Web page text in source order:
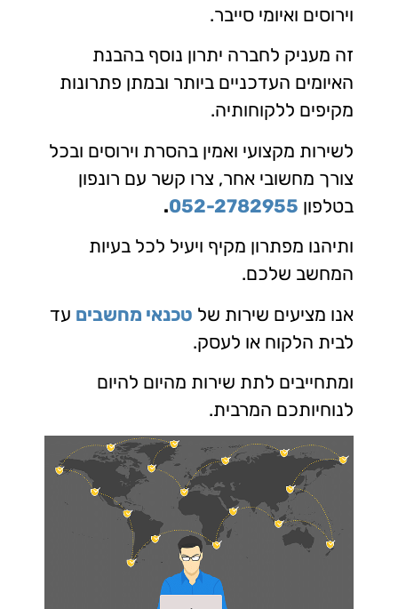
וירוסים ואיומי סייבר.
זה מעניק לחברה יתרון נוסף בהבנת
האיומים העדכניים ביותר ובמתן פתרונות
מקיפים ללקוחותיה.
לשירות מקצועי ואמין בהסרת וירוסים ובכל
צורך מחשובי אחר, צרו קשר עם רונפון
בטלפון 052-2782955
.
ותיהנו מפתרון מקיף ויעיל לכל בעיות
המחשב שלכם.
אנו מציעים שירות של טכנאי מחשבים עד
לבית הלקוח או לעסק.
ומתחייבים לתת שירות מהיום להיום
לנוחיותכם המרבית.